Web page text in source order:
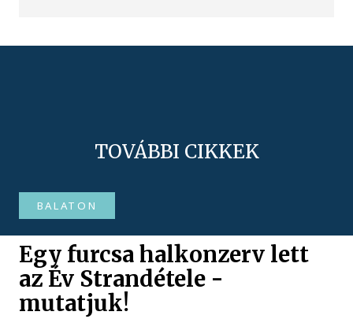
TOVÁBBI CIKKEK
BALATON
Egy furcsa halkonzerv lett
az Év Strandétele -
mutatjuk!